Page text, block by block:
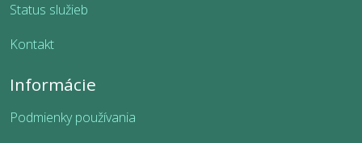
Status služieb
Kontakt
Informácie
Podmienky používania